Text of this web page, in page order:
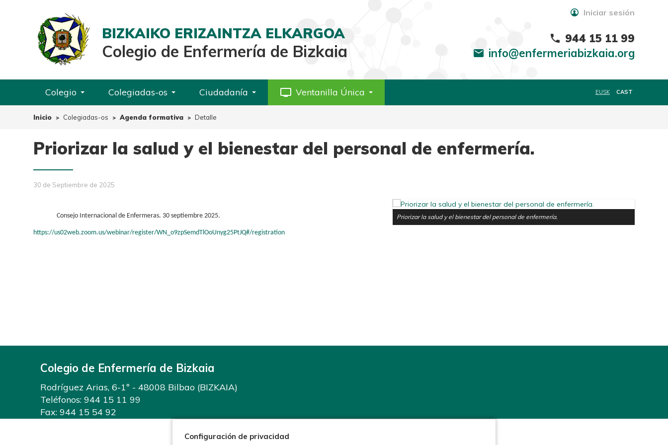
Iniciar sesión
BIZKAIKO ERIZAINTZA ELKARGOA
Colegio de Enfermería de Bizkaia
phone 944 15 11 99
mail info@enfermeriabizkaia.org
Colegio Colegiadas-os Ciudadanía personal_video Ventanilla Única EUSK CAST
Inicio Colegiadas-os Agenda formativa Detalle
Priorizar la salud y el bienestar del personal de enfermería.
30 de Septiembre de 2025
Consejo Internacional de Enfermeras. 30 septiembre 2025.
https://us02web.zoom.us/webinar/register/WN_o9zpSemdTlOoUnyg25PtJQ#/registration
Priorizar la salud y el bienestar del personal de enfermería.
Colegio de Enfermería de Bizkaia
Rodríguez Arias, 6-1º - 48008 Bilbao (BIZKAIA)
Teléfonos: 944 15 11 99
Fax: 944 15 54 92
Configuración de privacidad